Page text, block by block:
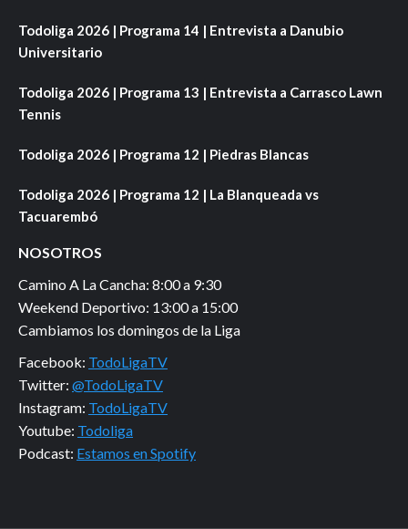
Todoliga 2026 | Programa 14 | Entrevista a Danubio
Universitario
Todoliga 2026 | Programa 13 | Entrevista a Carrasco Lawn
Tennis
Todoliga 2026 | Programa 12 | Piedras Blancas
Todoliga 2026 | Programa 12 | La Blanqueada vs
Tacuarembó
NOSOTROS
Camino A La Cancha: 8:00 a 9:30
Weekend Deportivo: 13:00 a 15:00
Cambiamos los domingos de la Liga
Facebook: TodoLigaTV
Twitter: @TodoLigaTV
Instagram: TodoLigaTV
Youtube: Todoliga
Podcast: Estamos en Spotify